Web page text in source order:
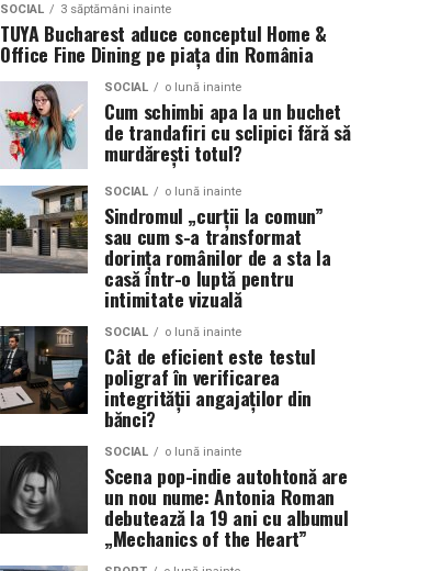
SOCIAL 3 săptămâni inainte
TUYA Bucharest aduce conceptul Home &
Office Fine Dining pe piața din România
SOCIAL o lună inainte
Cum schimbi apa la un buchet
de trandafiri cu sclipici fără să
murdărești totul?
SOCIAL o lună inainte
Sindromul „curții la comun”
sau cum s-a transformat
dorința românilor de a sta la
casă într-o luptă pentru
intimitate vizuală
SOCIAL o lună inainte
Cât de eficient este testul
poligraf în verificarea
integrității angajaților din
bănci?
SOCIAL o lună inainte
Scena pop-indie autohtonă are
un nou nume: Antonia Roman
debutează la 19 ani cu albumul
„Mechanics of the Heart”